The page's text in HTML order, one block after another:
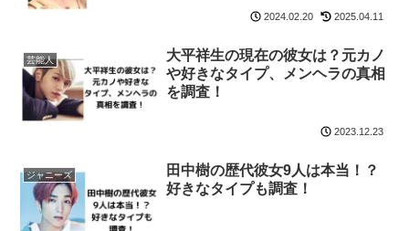
2024.02.20 2025.04.11
芸能人
大平祥生の現在の彼女は？元カノ
や好きなタイプ、メンヘラの真相
を調査！
2023.12.23
ジャニーズ
田中樹の歴代彼女9人は本当！？
好きなタイプも調査！